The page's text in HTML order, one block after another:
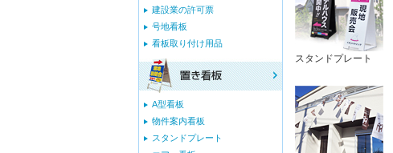
スタンドプレート
建設業の許可票
号地看板
看板取り付け用品
A型看板
物件案内看板
スタンドプレート